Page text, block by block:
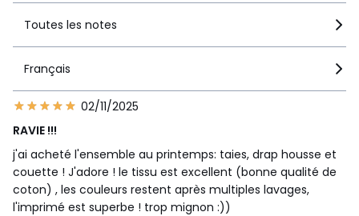
Toutes les notes
Français
02/11/2025
RAVIE !!!
j'ai acheté l'ensemble au printemps: taies, drap housse et
couette ! J'adore ! le tissu est excellent (bonne qualité de
coton) , les couleurs restent après multiples lavages,
l'imprimé est superbe ! trop mignon :))